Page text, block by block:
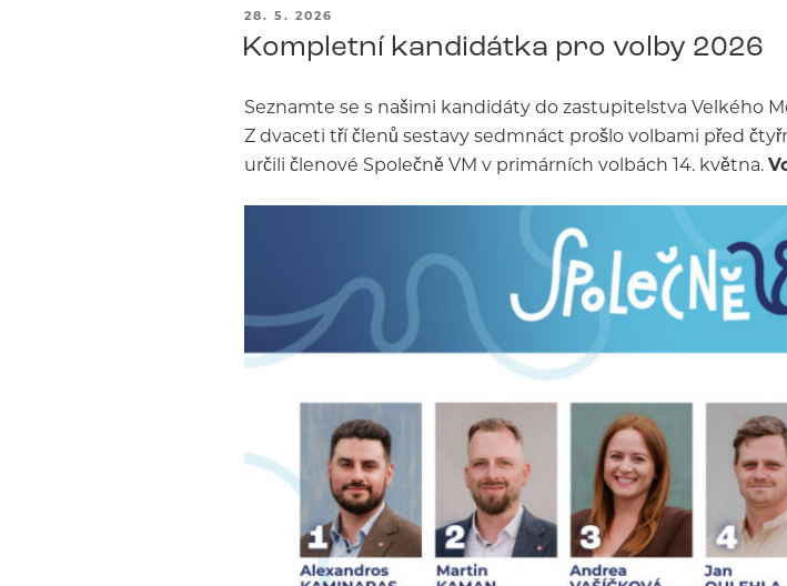
PUBLIKOVÁNO
28. 5. 2026
Kompletní kandidátka pro volby 2026
Seznamte se s našimi kandidáty do zastupitelstva Velkého
Z dvaceti tří členů sestavy sedmnáct prošlo volbami před
určili členové Společně VM v primárních volbách 14. května.